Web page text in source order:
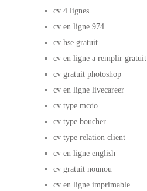
cv 4 lignes
cv en ligne 974
cv hse gratuit
cv en ligne a remplir gratuit
cv gratuit photoshop
cv en ligne livecareer
cv type mcdo
cv type boucher
cv type relation client
cv en ligne english
cv gratuit nounou
cv en ligne imprimable